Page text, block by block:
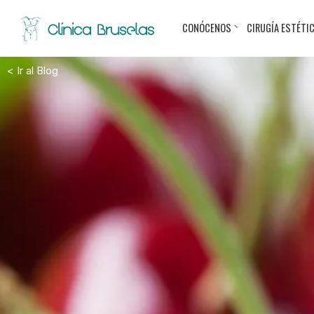
CONÓCENOS CIRUGÍA
< Ir al Blog